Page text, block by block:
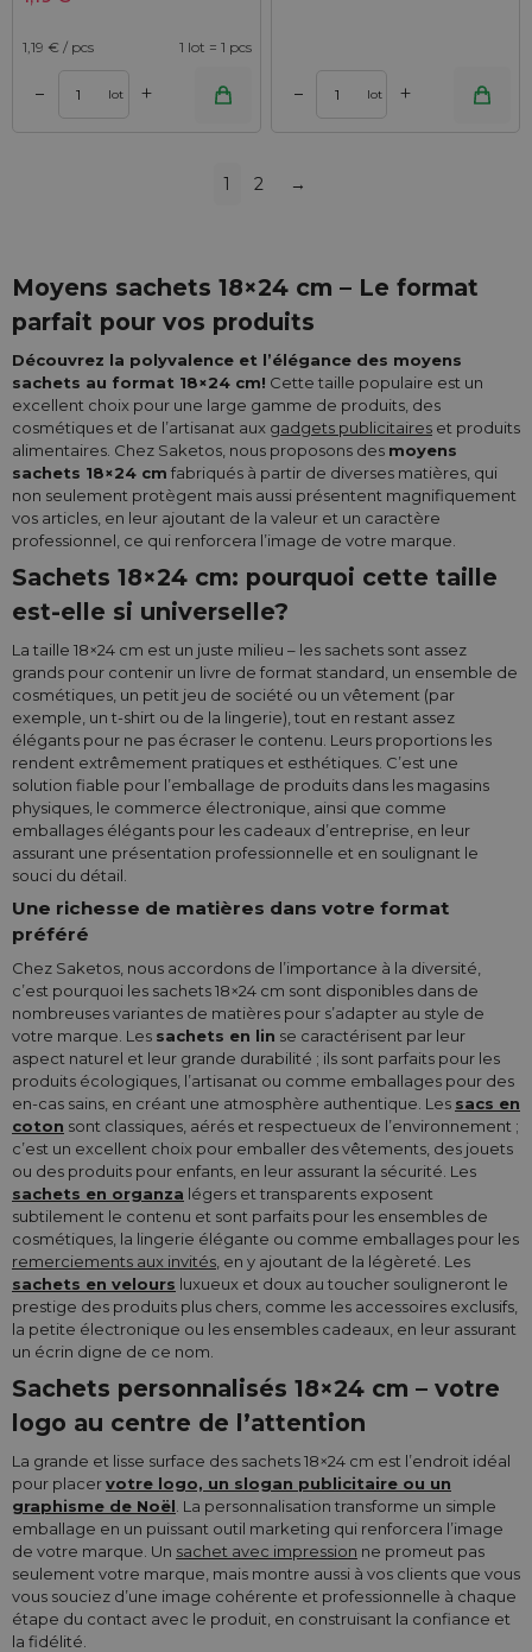
1,19 € / pcs 1 lot = 1 pcs
– lot + – lot +
1 2 →
Moyens sachets 18×24 cm – Le format
parfait pour vos produits
Découvrez la polyvalence et l’élégance des moyens
sachets au format 18×24 cm! Cette taille populaire est un
excellent choix pour une large gamme de produits, des
cosmétiques et de l’artisanat aux gadgets publicitaires et produits
alimentaires. Chez Saketos, nous proposons des moyens
sachets 18×24 cm fabriqués à partir de diverses matières, qui
non seulement protègent mais aussi présentent magnifiquement
vos articles, en leur ajoutant de la valeur et un caractère
professionnel, ce qui renforcera l’image de votre marque.
Sachets 18×24 cm: pourquoi cette taille
est-elle si universelle?
La taille 18×24 cm est un juste milieu – les sachets sont assez
grands pour contenir un livre de format standard, un ensemble de
cosmétiques, un petit jeu de société ou un vêtement (par
exemple, un t-shirt ou de la lingerie), tout en restant assez
élégants pour ne pas écraser le contenu. Leurs proportions les
rendent extrêmement pratiques et esthétiques. C’est une
solution fiable pour l’emballage de produits dans les magasins
physiques, le commerce électronique, ainsi que comme
emballages élégants pour les cadeaux d’entreprise, en leur
assurant une présentation professionnelle et en soulignant le
souci du détail.
Une richesse de matières dans votre format
préféré
Chez Saketos, nous accordons de l’importance à la diversité,
c’est pourquoi les sachets 18×24 cm sont disponibles dans de
nombreuses variantes de matières pour s’adapter au style de
votre marque. Les sachets en lin se caractérisent par leur
aspect naturel et leur grande durabilité ; ils sont parfaits pour les
produits écologiques, l’artisanat ou comme emballages pour des
en-cas sains, en créant une atmosphère authentique. Les sacs en
coton sont classiques, aérés et respectueux de l’environnement ;
c’est un excellent choix pour emballer des vêtements, des jouets
ou des produits pour enfants, en leur assurant la sécurité. Les
sachets en organza légers et transparents exposent
subtilement le contenu et sont parfaits pour les ensembles de
cosmétiques, la lingerie élégante ou comme emballages pour les
remerciements aux invités , en y ajoutant de la légèreté. Les
sachets en velours luxueux et doux au toucher souligneront le
prestige des produits plus chers, comme les accessoires exclusifs,
la petite électronique ou les ensembles cadeaux, en leur assurant
un écrin digne de ce nom.
Sachets personnalisés 18×24 cm – votre
logo au centre de l’attention
La grande et lisse surface des sachets 18×24 cm est l’endroit idéal
pour placervotre logo, un slogan publicitaire ou un
graphisme de Noël . La personnalisation transforme un simple
emballage en un puissant outil marketing qui renforcera l’image
de votre marque. Un sachet avec impression ne promeut pas
seulement votre marque, mais montre aussi à vos clients que vous
vous souciez d’une image cohérente et professionnelle à chaque
étape du contact avec le produit, en construisant la confiance et
la fidélité.